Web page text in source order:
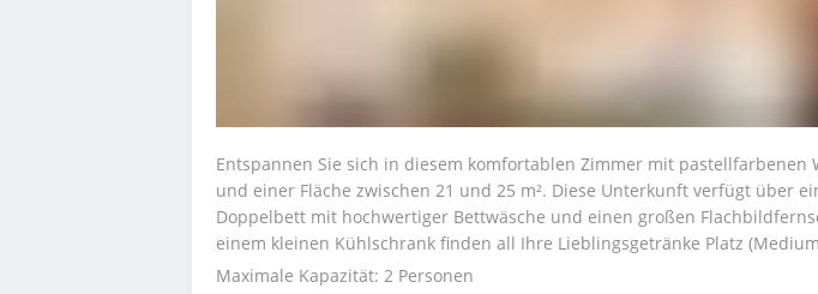
Entspannen Sie sich in diesem komfortablen Zimmer mit pastellfarbenen
und einer Fläche zwischen 21 und 25 m². Diese Unterkunft verfügt über
Doppelbett mit hochwertiger Bettwäsche und einen großen
einem kleinen Kühlschrank finden all Ihre Lieblingsgetränke Platz
Maximale Kapazität: 2 Personen